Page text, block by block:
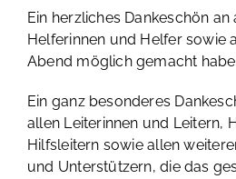
Ein herzliches Dankeschön an
Helferinnen und Helfer sowie
Abend möglich gemacht
Ein ganz besonderes
allen Leiterinnen und Leitern,
Hilfsleitern sowie allen
und Unterstützern, die das